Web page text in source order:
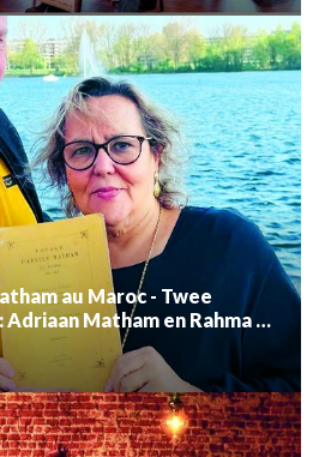
au Maroc - Twee
Matham en Rahma el